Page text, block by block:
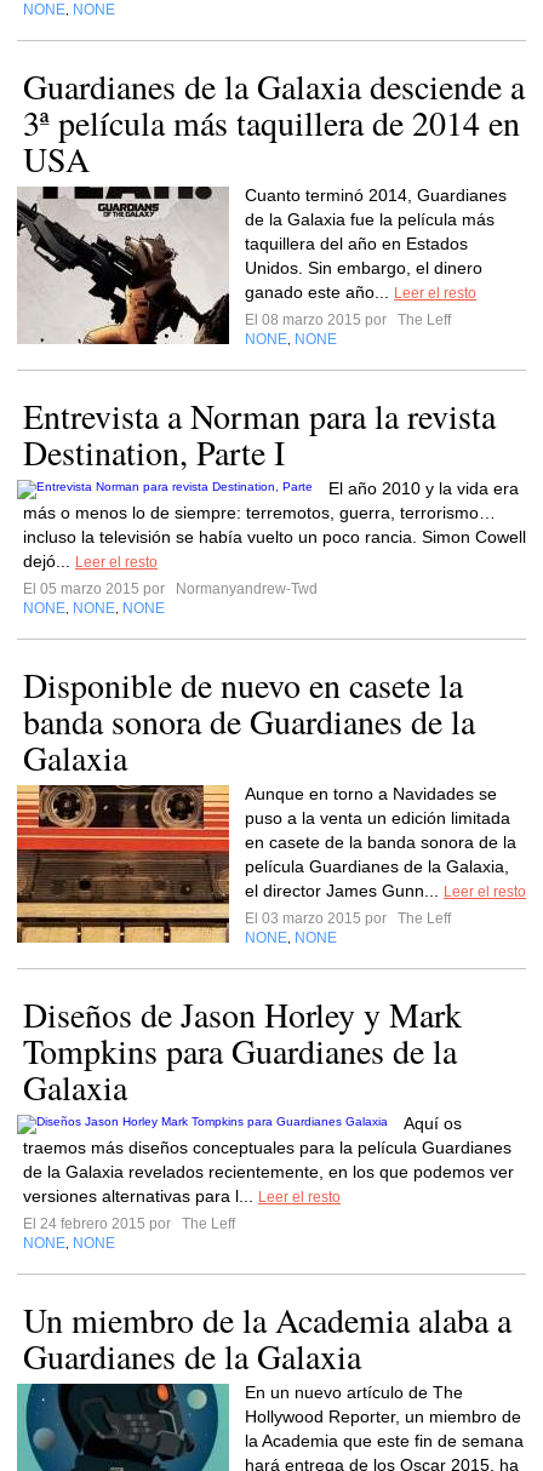
NONE NONE
Guardianes de la Galaxia desciende a
3ª película más taquillera de 2014 en
USA
Cuanto terminó 2014, Guardianes
de la Galaxia fue la película más
taquillera del año en Estados
Unidos. Sin embargo, el dinero
ganado este año...
Leer el resto
El 08 marzo 2015 por
The Leff
NONE NONE
Entrevista a Norman para la revista
Destination, Parte I
El año 2010 y la vida era
más o menos lo de siempre: terremotos, guerra, terrorismo…
incluso la televisión se había vuelto un poco rancia. Simon Cowell
dejó...
Leer el resto
El 05 marzo 2015 por
Normanyandrew-Twd
NONE NONE NONE
Disponible de nuevo en casete la
banda sonora de Guardianes de la
Galaxia
Aunque en torno a Navidades se
puso a la venta un edición limitada
en casete de la banda sonora de la
película Guardianes de la Galaxia,
el director James Gunn...
Leer el resto
El 03 marzo 2015 por
The Leff
NONE NONE
Diseños de Jason Horley y Mark
Tompkins para Guardianes de la
Galaxia
Aquí os
traemos más diseños conceptuales para la película Guardianes
de la Galaxia revelados recientemente, en los que podemos ver
versiones alternativas para l...
Leer el resto
El 24 febrero 2015 por
The Leff
NONE NONE
Un miembro de la Academia alaba a
Guardianes de la Galaxia
En un nuevo artículo de The
Hollywood Reporter, un miembro de
la Academia que este fin de semana
hará entrega de los Oscar 2015, ha